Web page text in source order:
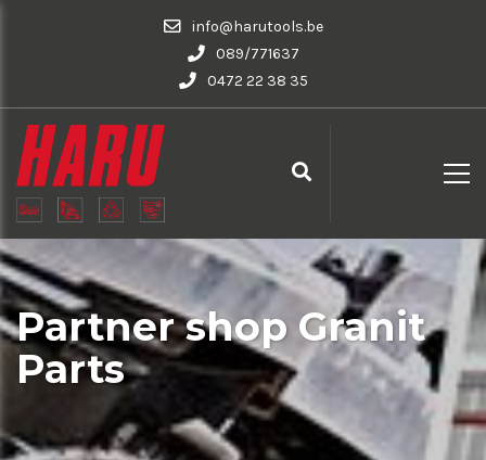
info@harutools.be
089/771637
0472 22 38 35
Partner shop Granit
Parts